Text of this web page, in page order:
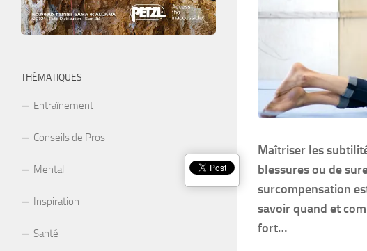
Maîtriser les
blessures ou de
surcompensation
savoir quand et
fort…
THÉMATIQUES
Entraînement
Conseils de Pros
Mental
Inspiration
Santé